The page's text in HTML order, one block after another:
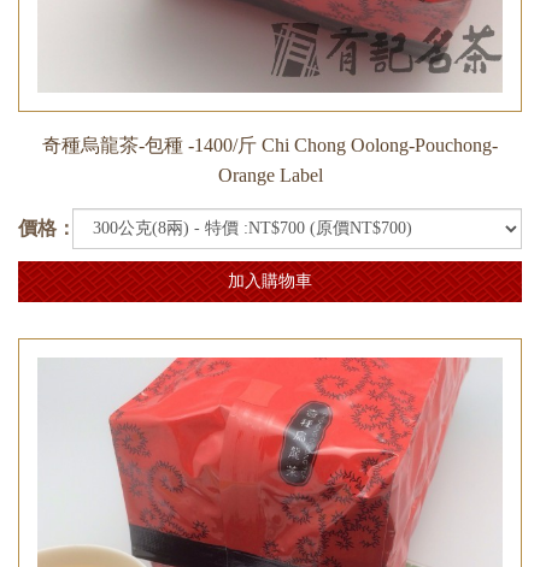
奇種烏龍茶-包種 -1400/斤 Chi Chong Oolong-Pouchong-
Orange Label
價格：
加入購物車